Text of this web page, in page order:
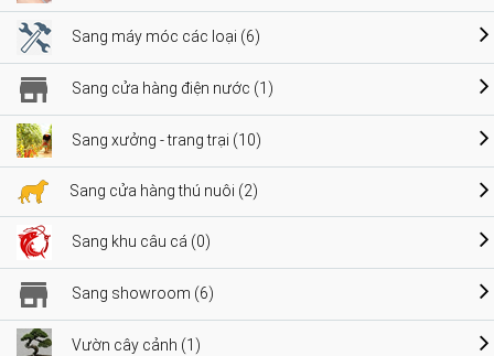
Sang máy móc các loại (6)
Sang cửa hàng điện nước (1)
Sang xưởng - trang trại (10)
Sang cửa hàng thú nuôi (2)
Sang khu câu cá (0)
Sang showroom (6)
Vườn cây cảnh (1)